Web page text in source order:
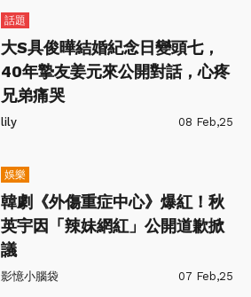
話題
大S具俊曄結婚紀念日變頭七，
40年摯友姜元來公開對話，心疼
兄弟痛哭
lily 08 Feb,25
娛樂
韓劇《外傷重症中心》爆紅！秋
英宇因「辣妹網紅」公開道歉掀
議
影憶小腦袋 07 Feb,25